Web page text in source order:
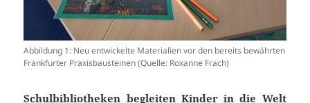
Abbildung 1: Neu entwickelte Materialien vor den bereits bewährten
Frankfurter Praxisbausteinen (Quelle: Roxanne Frach)
Schulbibliotheken begleiten Kinder in die Welt